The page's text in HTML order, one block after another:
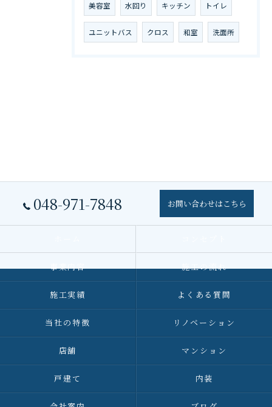
美容室 水回り キッチン トイレ
ユニットバス クロス 和室 洗面所
048-971-7848 お問い合わせはこちら
事業内容 施工の流れ
施工実績 よくある質問
当社の特徴 リノベーション
店舗 マンション
戸建て 内装